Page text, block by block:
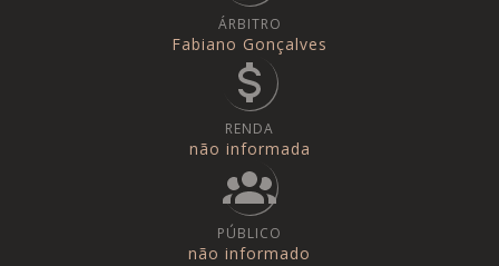
ÁRBITRO
Fabiano Gonçalves
RENDA
não informada
PÚBLICO
não informado